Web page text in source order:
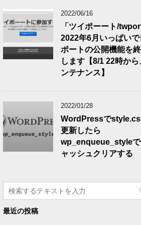
2022/06/16
「ツイポーート/twport
2022年6月いっぱいで
ポートの公開機能を
します【8/1 22時から
ンテナンス】
2022/01/28
WordPressで
更新したら
wp_enqueue_styleで
ャッシュクリアする
最近の投稿